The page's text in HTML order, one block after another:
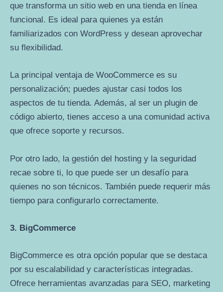
que transforma un sitio web en una tienda en línea
funcional. Es ideal para quienes ya están
familiarizados con WordPress y desean aprovechar
su flexibilidad.
La principal ventaja de WooCommerce es su
personalización; puedes ajustar casi todos los
aspectos de tu tienda. Además, al ser un plugin de
código abierto, tienes acceso a una comunidad activa
que ofrece soporte y recursos.
Por otro lado, la gestión del hosting y la seguridad
recae sobre ti, lo que puede ser un desafío para
quienes no son técnicos. También puede requerir más
tiempo para configurarlo correctamente.
3. BigCommerce
BigCommerce es otra opción popular que se destaca
por su escalabilidad y características integradas.
Ofrece herramientas avanzadas para SEO, marketing